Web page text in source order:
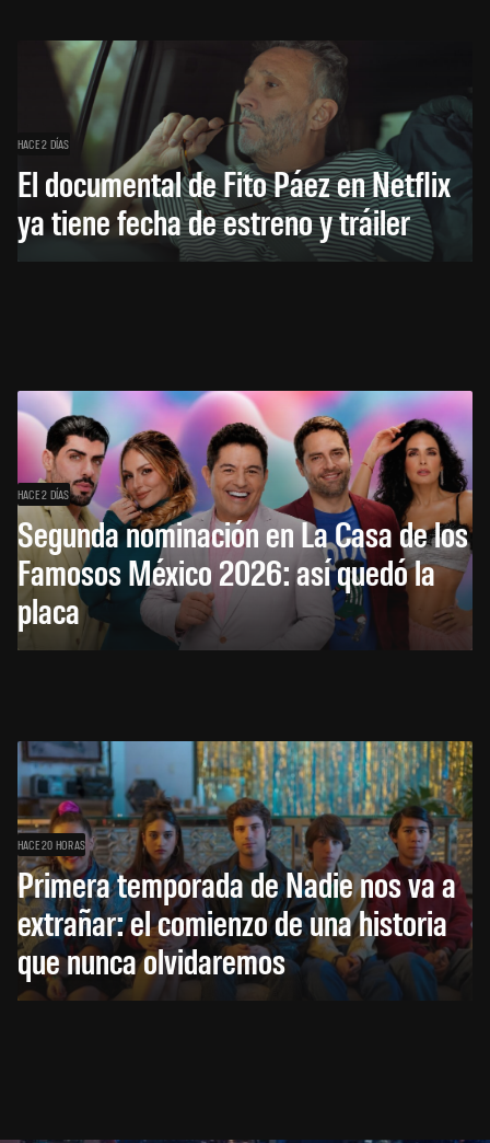
HACE 2 DÍAS
El documental de Fito Páez en Netflix
ya tiene fecha de estreno y tráiler
HACE 2 DÍAS
Segunda nominación en La Casa de los
Famosos México 2026: así quedó la
placa
HACE 20 HORAS
Primera temporada de Nadie nos va a
extrañar: el comienzo de una historia
que nunca olvidaremos